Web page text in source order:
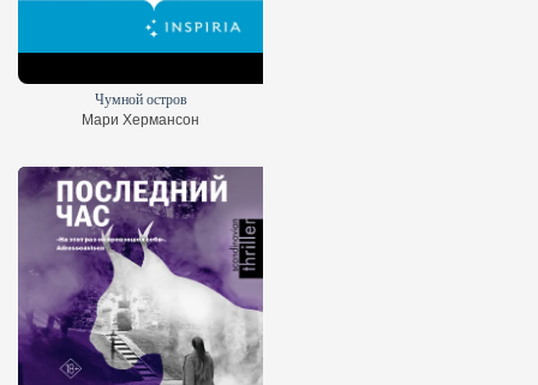
Чумной остров
Мари Хермансон